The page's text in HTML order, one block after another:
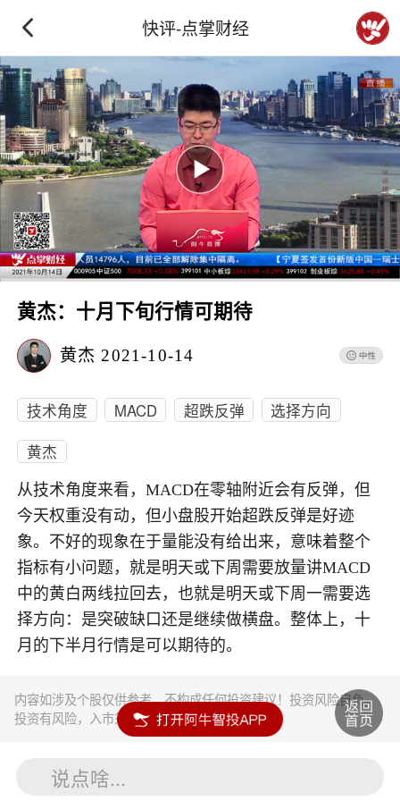
快评-点掌财经
黄杰：十月下旬行情可期待
黄杰 2021-10-14
技术角度 MACD 超跌反弹
选择方向
黄杰
从技术角度来看，MACD在零轴附近会有反弹，但
今天权重没有动，但小盘股开始超跌反弹是好迹
象。不好的现象在于量能没有给出来，意味着整个
指标有小问题，就是明天或下周需要放量讲MACD
中的黄白两线拉回去，也就是明天或下周一需要选
择方向：是突破缺口还是继续做横盘。整体上，十
月的下半月行情是可以期待的。
内容如涉及个股仅供参考，不构成任何投资建议！投资风险自负。
投资有风险，入市须谨慎。
说点啥...